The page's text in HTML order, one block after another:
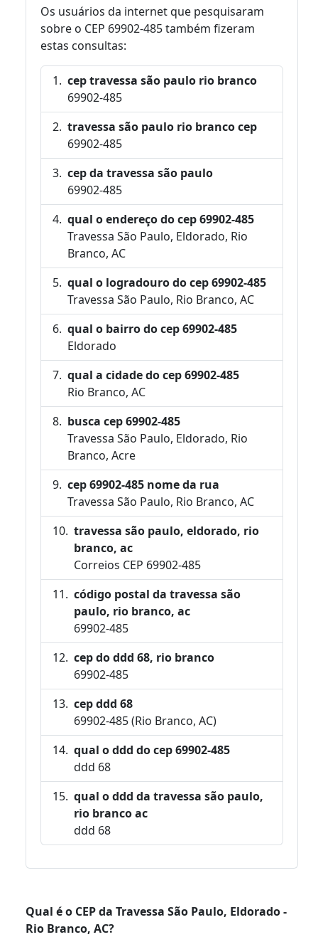
Os usuários da internet que pesquisaram
sobre o CEP 69902-485 também fizeram
estas consultas:
cep travessa são paulo rio branco
69902-485
travessa são paulo rio branco cep
69902-485
cep da travessa são paulo
69902-485
qual o endereço do cep 69902-485
Travessa São Paulo, Eldorado, Rio
Branco, AC
qual o logradouro do cep 69902-485
Travessa São Paulo, Rio Branco, AC
qual o bairro do cep 69902-485
Eldorado
qual a cidade do cep 69902-485
Rio Branco, AC
busca cep 69902-485
Travessa São Paulo, Eldorado, Rio
Branco, Acre
cep 69902-485 nome da rua
Travessa São Paulo, Rio Branco, AC
travessa são paulo, eldorado, rio
branco, ac
Correios CEP 69902-485
código postal da travessa são
paulo, rio branco, ac
69902-485
cep do ddd 68, rio branco
69902-485
cep ddd 68
69902-485 (Rio Branco, AC)
qual o ddd do cep 69902-485
ddd 68
qual o ddd da travessa são paulo,
rio branco ac
ddd 68
Qual é o CEP da Travessa São Paulo, Eldorado -
Rio Branco, AC?